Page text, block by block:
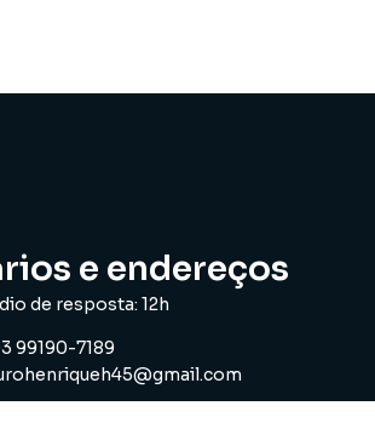
e endereços
de resposta: 12h
99190-7189